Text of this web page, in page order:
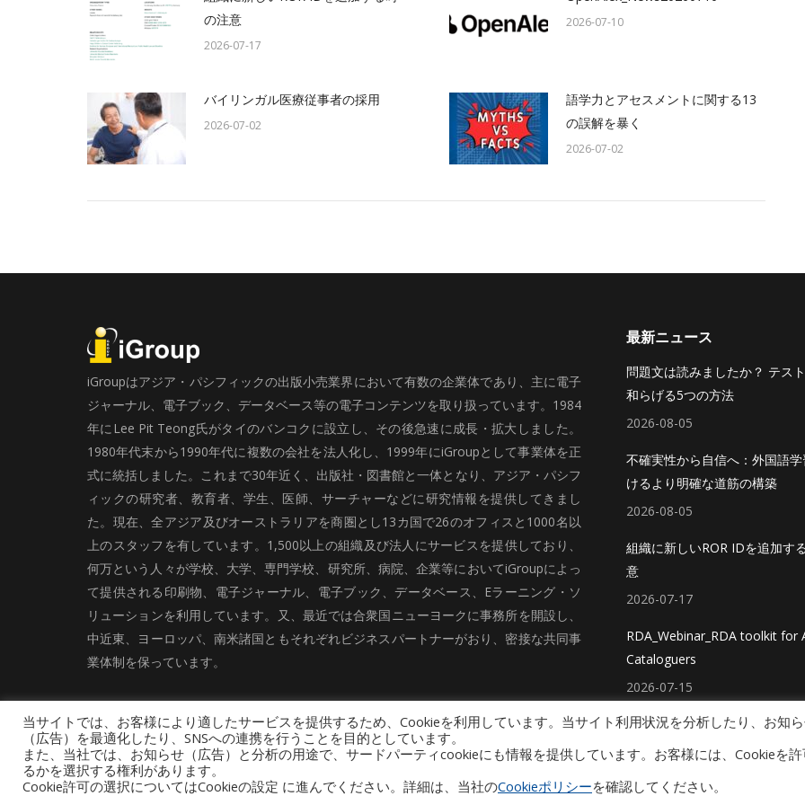
の注意
2026-07-17
2026-07-10
バイリンガル医療従事者の採用
2026-07-02
語学力とアセスメントに関する13
の誤解を暴く
2026-07-02
iGroupはアジア・パシフィックの出版小売業界において有数の企業体であり、主に電子
ジャーナル、電子ブック、データベース等の電子コンテンツを取り扱っています。1984
年にLee Pit Teong氏がタイのバンコクに設立し、その後急速に成長・拡大しました。
1980年代末から1990年代に複数の会社を法人化し、1999年にiGroupとして事業体を正
式に統括しました。これまで30年近く、出版社・図書館と一体となり、アジア・パシフ
ィックの研究者、教育者、学生、医師、サーチャーなどに研究情報を提供してきまし
た。現在、全アジア及びオーストラリアを商圏とし13カ国で26のオフィスと1000名以
上のスタッフを有しています。1,500以上の組織及び法人にサービスを提供しており、
何万という人々が学校、大学、専門学校、研究所、病院、企業等においてiGroupによっ
て提供される印刷物、電子ジャーナル、電子ブック、データベース、Eラーニング・ソ
リューションを利用しています。又、最近では合衆国ニューヨークに事務所を開設し、
中近東、ヨーロッパ、南米諸国ともそれぞれビジネスパートナーがおり、密接な共同事
業体制を保っています。
最新ニュース
問題文は読みましたか？ テス
和らげる5つの方法
2026-08-05
不確実性から自信へ：外国語
けるより明確な道筋の構築
2026-08-05
組織に新しいROR IDを追加す
意
2026-07-17
RDA_Webinar_RDA toolkit for
Cataloguers
2026-07-15
採用情報 お問い合わせ サイトマップ プライバシーポリシー（個人情報保護方針） Copyright © 2026 iGroup
当サイトでは、お客様により適したサービスを提供するため、Cookieを利用しています。当サイト利用状況を分析したり、お知
（広告）を最適化したり、SNSへの連携を行うことを目的としています。
また、当社では、お知らせ（広告）と分析の用途で、サードパーティcookieにも情報を提供しています。お客様には、Cookieを
るかを選択する権利があります。
Cookie許可の選択についてはCookieの設定 に進んでください。詳細は、当社のCookieポリシーを確認してください。